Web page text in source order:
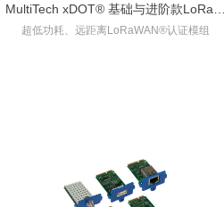
MultiTech xDOT® 基础与进阶款LoRa模
组（MTXDOT系列）
超低功耗、远距离LoRaWAN®认证模组